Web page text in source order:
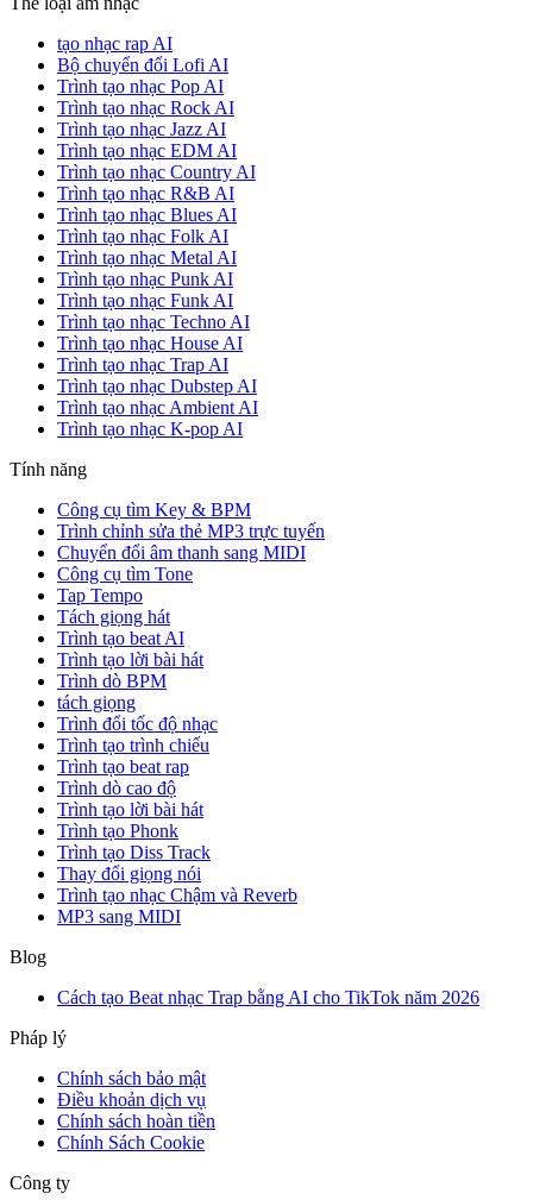
tạo nhạc rap AI
Bộ chuyển đổi Lofi AI
Trình tạo nhạc Pop AI
Trình tạo nhạc Rock AI
Trình tạo nhạc Jazz AI
Trình tạo nhạc EDM AI
Trình tạo nhạc Country AI
Trình tạo nhạc R&B AI
Trình tạo nhạc Blues AI
Trình tạo nhạc Folk AI
Trình tạo nhạc Metal AI
Trình tạo nhạc Punk AI
Trình tạo nhạc Funk AI
Trình tạo nhạc Techno AI
Trình tạo nhạc House AI
Trình tạo nhạc Trap AI
Trình tạo nhạc Dubstep AI
Trình tạo nhạc Ambient AI
Trình tạo nhạc K-pop AI
Tính năng
Công cụ tìm Key & BPM
Trình chỉnh sửa thẻ MP3 trực tuyến
Chuyển đổi âm thanh sang MIDI
Công cụ tìm Tone
Tap Tempo
Tách giọng hát
Trình tạo beat AI
Trình tạo lời bài hát
Trình dò BPM
tách giọng
Trình đổi tốc độ nhạc
Trình tạo trình chiếu
Trình tạo beat rap
Trình dò cao độ
Trình tạo lời bài hát
Trình tạo Phonk
Trình tạo Diss Track
Thay đổi giọng nói
Trình tạo nhạc Chậm và Reverb
MP3 sang MIDI
Blog
Cách tạo Beat nhạc Trap bằng AI cho TikTok năm 2026
Pháp lý
Chính sách bảo mật
Điều khoản dịch vụ
Chính sách hoàn tiền
Chính Sách Cookie
Công ty